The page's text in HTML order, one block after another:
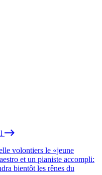
volontiers le «jeune
et un pianiste accompli:
bientôt les rênes du